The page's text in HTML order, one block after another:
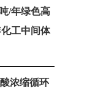
吨/年绿色高
工中间体
浓缩循环